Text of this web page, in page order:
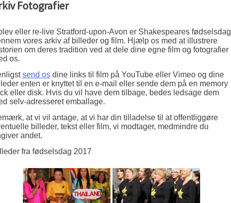
Fotografier
eller re-live Stratford-upon-Avon er Shakespeares fødselsdag
vores arkiv af billeder og film. Hjælp os med at illustrere
om deres tradition ved at dele dine egne film og fotografier
os.
send os dine links til film på YouTube eller Vimeo og dine
enten er knyttet til en e-mail eller sende dem på en memory
eller disk. Hvis du vil have dem tilbage, bedes ledsage dem
selv-adresseret emballage.
at vi vil antage, at vi har din tilladelse til at offentliggøre
billeder, tekst eller film, vi modtager, medmindre du
andet.
fra fødselsdag 2017